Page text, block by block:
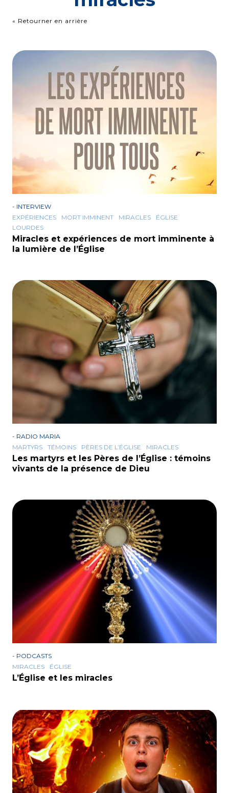
« Retourner en arrière
- INTERVIEW
EXPÉRIENCES
MORT IMMINENT MIRACLES
ÉGLISE
LOURDES
Miracles et expériences de mort imminente à
la lumière de l’Église
- RADIO MARIA
MARTYRS
TÉMOINS PÈRES DE L’ÉGLISE MIRACLES
Les martyrs et les Pères de l’Église : témoins
vivants de la présence de Dieu
- PODCASTS
MIRACLES
ÉGLISE
L’Église et les miracles